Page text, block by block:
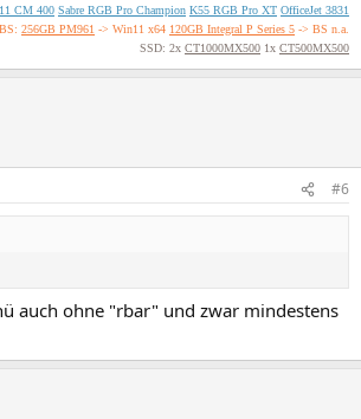
CM 400 Sabre RGB Pro Champion K55 RGB Pro XT OfficeJet 3831
BS: 256GB PM961 -> Win11 x64 120GB Integral P Series 5 -> BS n.a.
SSD: 2x CT1000MX500 1x CT500MX500
#6
auch ohne "rbar" und zwar mindestens